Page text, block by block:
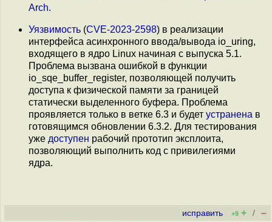
Arch.
Уязвимость (CVE-2023-2598) в реализации
интерфейса асинхронного ввода/вывода io_uring,
входящего в ядро Linux начиная с выпуска 5.1.
Проблема вызвана ошибкой в функции
io_sqe_buffer_register, позволяющей получить
доступа к физической памяти за границей
статически выделенного буфера. Проблема
проявляется только в ветке 6.3 и будет устранена в
готовящимся обновлении 6.3.2. Для тестирования
уже доступен рабочий прототип эксплоита,
позволяющий выполнить код с привилегиями
ядра.
исправить +9 + / –